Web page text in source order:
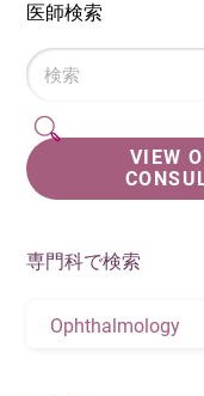
医師検索
VIEW
専門科で検索
Ophthalmology